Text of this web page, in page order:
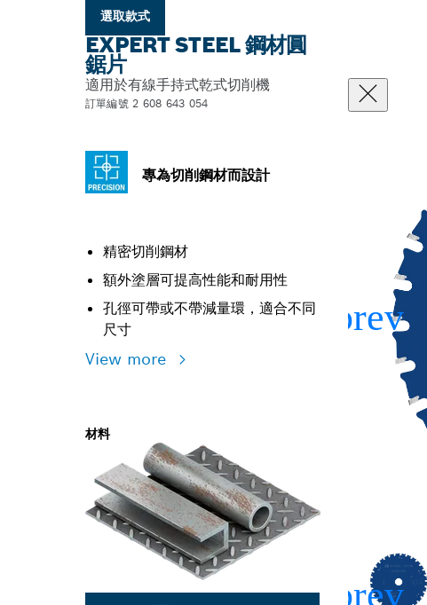
選取款式
EXPERT STEEL 鋼材圓
鋸片
適用於有線手持式乾式切削機
訂單編號 2 608 643 054
專為切削鋼材而設計
精密切削鋼材
額外塗層可提高性能和耐用性
孔徑可帶或不帶減量環，適合不同
尺寸
View more
材料